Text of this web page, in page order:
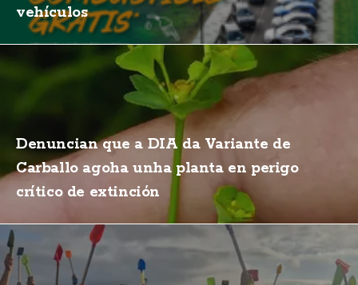
vehículos
Denuncian que a DIA da Variante de
Carballo agoha unha planta en perigo
crítico de extinción